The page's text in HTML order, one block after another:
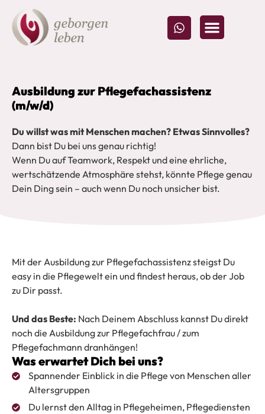
Ausbildung zur Pflegefachassistenz
(m/w/d)
Du willst was mit Menschen machen? Etwas Sinnvolles?
Dann bist Du bei uns genau richtig!
Wenn Du auf Teamwork, Respekt und eine ehrliche,
wertschätzende Atmosphäre stehst, könnte Pflege genau
Dein Ding sein – auch wenn Du noch unsicher bist.
Mit der Ausbildung zur Pflegefachassistenz steigst Du
easy in die Pflegewelt ein und findest heraus, ob der Job
zu Dir passt.
Und das Beste: Nach Deinem Abschluss kannst Du direkt
noch die Ausbildung zur Pflegefachfrau / zum
Pflegefachmann dranhängen!
Was erwartet Dich bei uns?
Spannender Einblick in die Pflege von Menschen aller
Altersgruppen
Du lernst den Alltag in Pflegeheimen, Pflegediensten